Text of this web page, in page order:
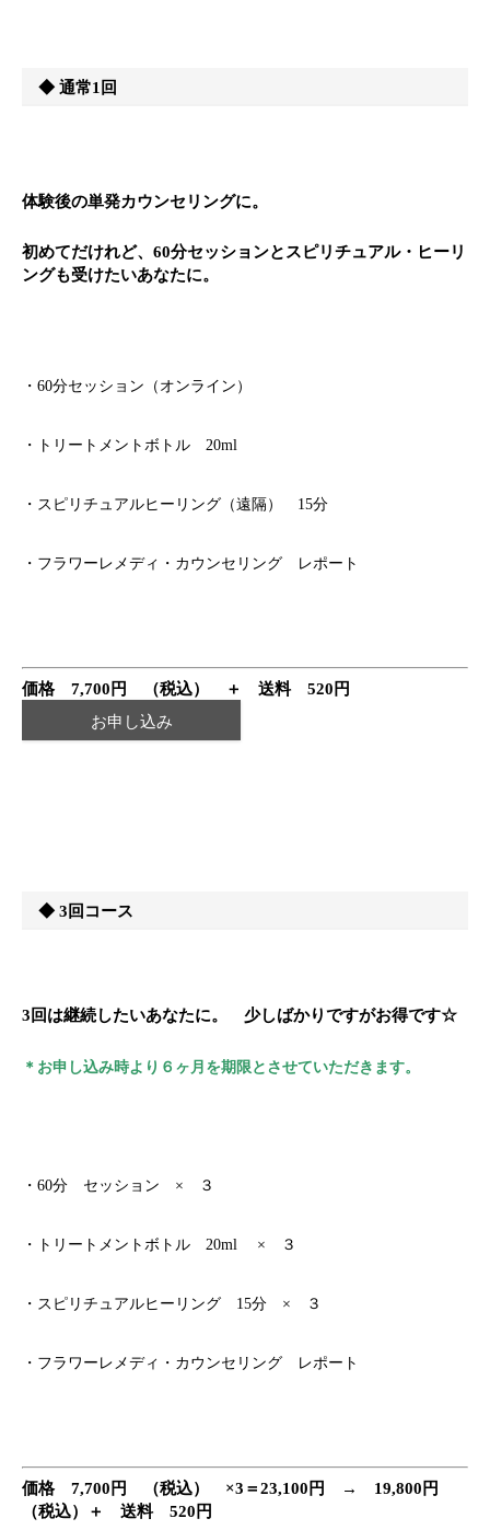
◆ 通常1回
体験後の単発カウンセリングに。
初めてだけれど、60分セッションとスピリチュアル・ヒーリ
ングも受けたいあなたに。
・60分セッション（オンライン）
・トリートメントボトル 20ml
・スピリチュアルヒーリング（遠隔） 15分
・フラワーレメディ・カウンセリング レポート
価格 7,700円 （税込） ＋ 送料 520円
お申し込み
◆ 3回コース
3回は継続したいあなたに。 少しばかりですがお得です☆
＊お申し込み時より６ヶ月を期限とさせていただきます。
・60分 セッション × ３
・トリートメントボトル 20ml × ３
・スピリチュアルヒーリング 15分 × ３
・フラワーレメディ・カウンセリング レポート
価格 7,700円 （税込） ×3＝23,100円 → 19,800円
（税込）＋ 送料 520円